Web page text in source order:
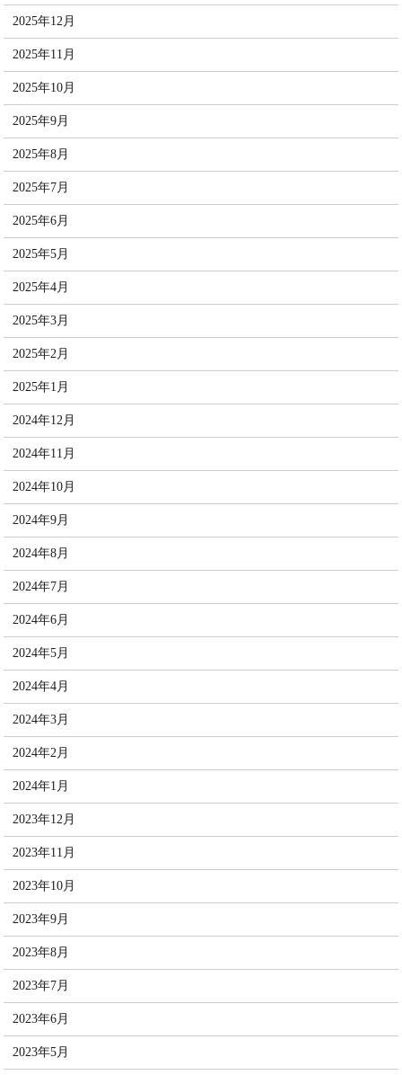
2025年12月
2025年11月
2025年10月
2025年9月
2025年8月
2025年7月
2025年6月
2025年5月
2025年4月
2025年3月
2025年2月
2025年1月
2024年12月
2024年11月
2024年10月
2024年9月
2024年8月
2024年7月
2024年6月
2024年5月
2024年4月
2024年3月
2024年2月
2024年1月
2023年12月
2023年11月
2023年10月
2023年9月
2023年8月
2023年7月
2023年6月
2023年5月